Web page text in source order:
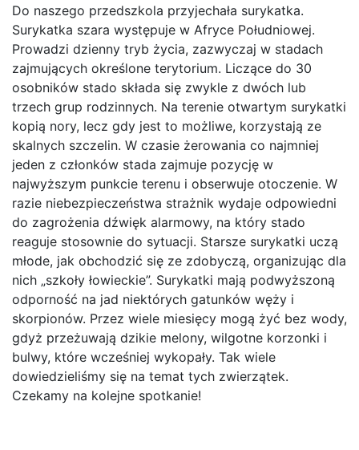
Do naszego przedszkola przyjechała surykatka.
Surykatka szara występuje w Afryce Południowej.
Prowadzi dzienny tryb życia, zazwyczaj w stadach
zajmujących określone terytorium. Liczące do 30
osobników stado składa się zwykle z dwóch lub
trzech grup rodzinnych. Na terenie otwartym surykatki
kopią nory, lecz gdy jest to możliwe, korzystają ze
skalnych szczelin. W czasie żerowania co najmniej
jeden z członków stada zajmuje pozycję w
najwyższym punkcie terenu i obserwuje otoczenie. W
razie niebezpieczeństwa strażnik wydaje odpowiedni
do zagrożenia dźwięk alarmowy, na który stado
reaguje stosownie do sytuacji. Starsze surykatki uczą
młode, jak obchodzić się ze zdobyczą, organizując dla
nich „szkoły łowieckie”. Surykatki mają podwyższoną
odporność na jad niektórych gatunków węży i
skorpionów. Przez wiele miesięcy mogą żyć bez wody,
gdyż przeżuwają dzikie melony, wilgotne korzonki i
bulwy, które wcześniej wykopały. Tak wiele
dowiedzieliśmy się na temat tych zwierzątek.
Czekamy na kolejne spotkanie!